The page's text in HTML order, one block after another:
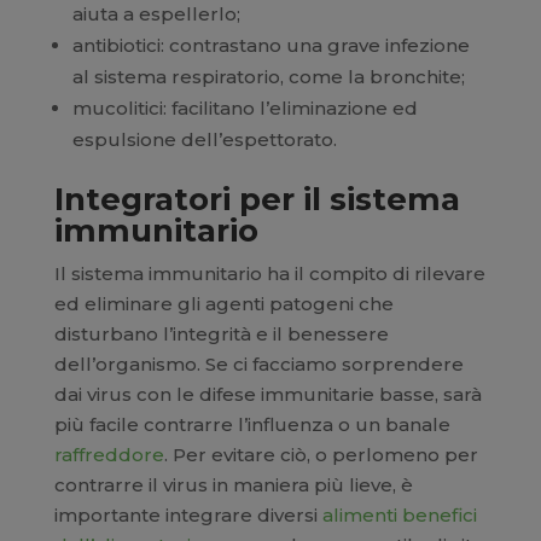
aiuta a espellerlo;
antibiotici: contrastano una grave infezione
al sistema respiratorio, come la bronchite;
mucolitici: facilitano l’eliminazione ed
espulsione dell’espettorato.
Integratori per il sistema
immunitario
Il sistema immunitario ha il compito di rilevare
ed eliminare gli agenti patogeni che
disturbano l’integrità e il benessere
dell’organismo. Se ci facciamo sorprendere
dai virus con le difese immunitarie basse, sarà
più facile contrarre l’influenza o un banale
raffreddore. Per evitare ciò, o perlomeno per
contrarre il virus in maniera più lieve, è
importante integrare diversi alimenti benefici